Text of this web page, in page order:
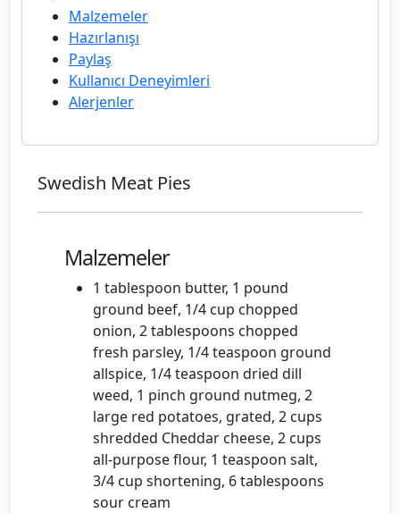
Malzemeler
Hazırlanışı
Paylaş
Kullanıcı Deneyimleri
Alerjenler
Swedish Meat Pies
Malzemeler
1 tablespoon butter, 1 pound
ground beef, 1/4 cup chopped
onion, 2 tablespoons chopped
fresh parsley, 1/4 teaspoon ground
allspice, 1/4 teaspoon dried dill
weed, 1 pinch ground nutmeg, 2
large red potatoes, grated, 2 cups
shredded Cheddar cheese, 2 cups
all-purpose flour, 1 teaspoon salt,
3/4 cup shortening, 6 tablespoons
sour cream